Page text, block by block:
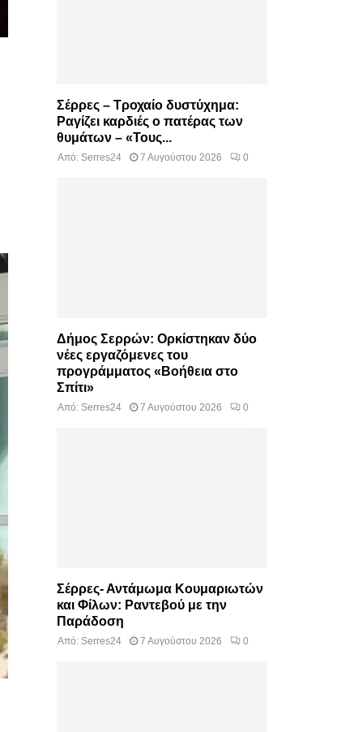
Σέρρες – Τροχαίο δυστύχημα:
Ραγίζει καρδιές ο πατέρας των
θυμάτων – «Τους...
Από: Serres24 7 Αυγούστου 2026 0
Δήμος Σερρών: Ορκίστηκαν δύο
νέες εργαζόμενες του
προγράμματος «Βοήθεια στο
Σπίτι»
Από: Serres24 7 Αυγούστου 2026 0
Σέρρες- Αντάμωμα Κουμαριωτών
και Φίλων: Ραντεβού με την
Παράδοση
Από: Serres24 7 Αυγούστου 2026 0